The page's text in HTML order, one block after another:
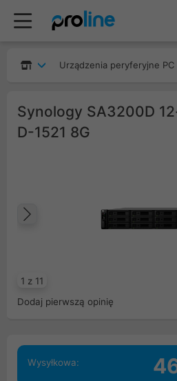
Urządzenia peryferyjne PC
Synology SA3200D
D-1521 8G
1 z 11
Poprzedni
Dodaj pierwszą opinię
Wysyłkowa: